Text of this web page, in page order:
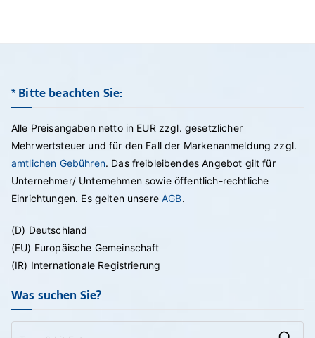
* Bitte beachten Sie:
Alle Preisangaben netto in EUR zzgl. gesetzlicher
Mehrwertsteuer und für den Fall der Markenanmeldung zzgl.
amtlichen Gebühren. Das freibleibendes Angebot gilt für
Unternehmer/ Unternehmen sowie öffentlich-rechtliche
Einrichtungen. Es gelten unsereAGB.
(D) Deutschland
(EU) Europäische Gemeinschaft
(IR) Internationale Registrierung
Was suchen Sie?